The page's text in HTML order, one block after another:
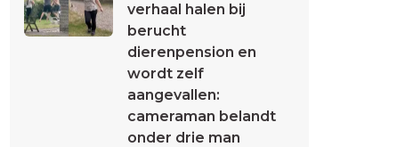
verhaal halen bij
berucht
dierenpension en
wordt zelf
aangevallen:
cameraman belandt
onder drie man